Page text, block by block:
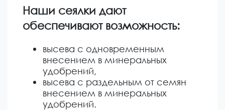
Наши сеялки дают
обеспечивают возможность:
высева с одновременным
внесением в минеральных
удобрений,
высева с раздельным от семян
внесением в минеральных
удобрений.